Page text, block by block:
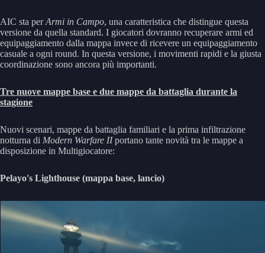
AIC sta perArmi in Campo, una caratteristica che distingue questa
versione da quella standard. I giocatori dovranno recuperare armi ed
equipaggiamento dalla mappa invece di ricevere un equipaggiamento
casuale a ogni round. In questa versione, i movimenti rapidi e la giusta
coordinazione sono ancora più importanti.
Tre nuove mappe base e due mappe da battaglia durante la
stagione
Nuovi scenari, mappe da battaglia familiari e la prima infiltrazione
notturna di Modern Warfare IIportano tante novità tra le mappe a
disposizione in Multigiocatore:
Pelayo's Lighthouse (mappa base, lancio)